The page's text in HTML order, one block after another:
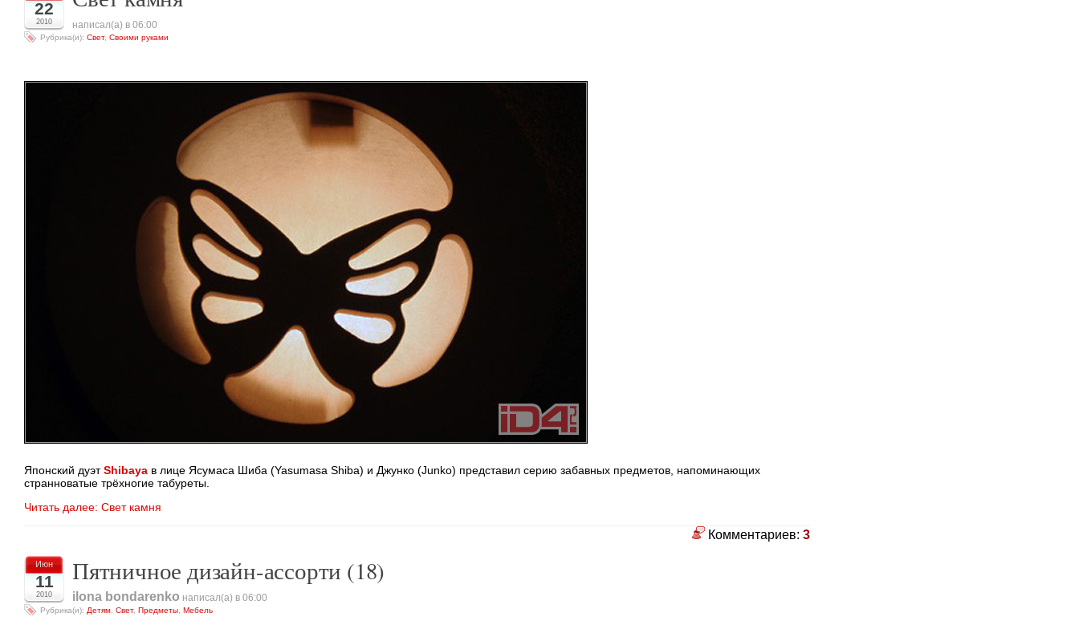
22
2010 написал(а) в 06:00
Рубрика(и): Свет, Своими руками
Японский дуэтShibaya в лице Ясумаса Шиба (Yasumasa Shiba) и Джунко (Junko) представил серию забавных предметов, напоминающих
странноватые трёхногие табуреты.
Читать далее: Свет камня
Комментариев: 3
Июн
11
2010
Пятничное дизайн-ассорти (18)
ilona bondarenko написал(а) в 06:00
Рубрика(и): Детям Свет, Предметы Мебель